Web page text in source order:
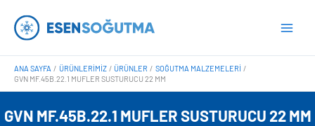
atla
ANA SAYFA ÜRÜNLERIMIZ ÜRÜNLER
SOĞUTMA MALZEMELERI
GVN MF.45B.22.1 MUFLER SUSTURUCU 22 MM
GVN MF.45B.22.1 MUFLER SUSTURUCU 22 MM